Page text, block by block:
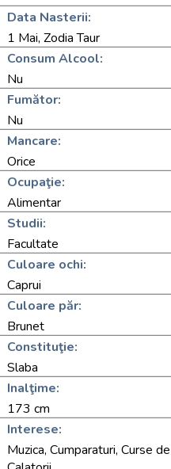
Data Nasterii:
1 Mai, Zodia Taur
Consum Alcool:
Nu
Fumător:
Nu
Mancare:
Orice
Ocupaţie:
Alimentar
Studii:
Facultate
Culoare ochi:
Caprui
Culoare păr:
Brunet
Constituţie:
Slaba
Inalţime:
173 cm
Interese:
Muzica, Cumparaturi, Curse